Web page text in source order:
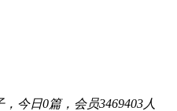
，今日0篇，会员3469403人